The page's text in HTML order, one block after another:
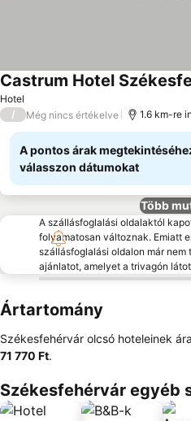
Hotel
Castrum Hotel
/ Még nincs értékelve 1.6 km-re
A pontos árak
válasszon dátumokat
Több
A szállásfoglalási oldalaktól
folyamatosan változnak. Emiatt
szállásfoglalási oldalon már
ajánlatot, amelyet a trivagón
Ártartomány
Székesfehérvár olcsó hoteleinek
71 770 Ft.
Székesfehérvár egyéb